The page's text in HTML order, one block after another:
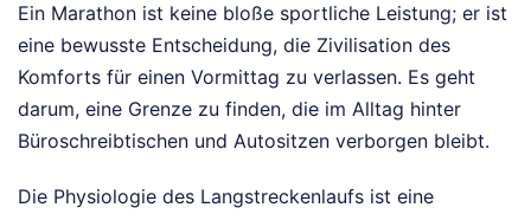
Ein Marathon ist keine bloße sportliche Leistung; er ist
eine bewusste Entscheidung, die Zivilisation des
Komforts für einen Vormittag zu verlassen. Es geht
darum, eine Grenze zu finden, die im Alltag hinter
Büroschreibtischen und Autositzen verborgen bleibt.
Die Physiologie des Langstreckenlaufs ist eine